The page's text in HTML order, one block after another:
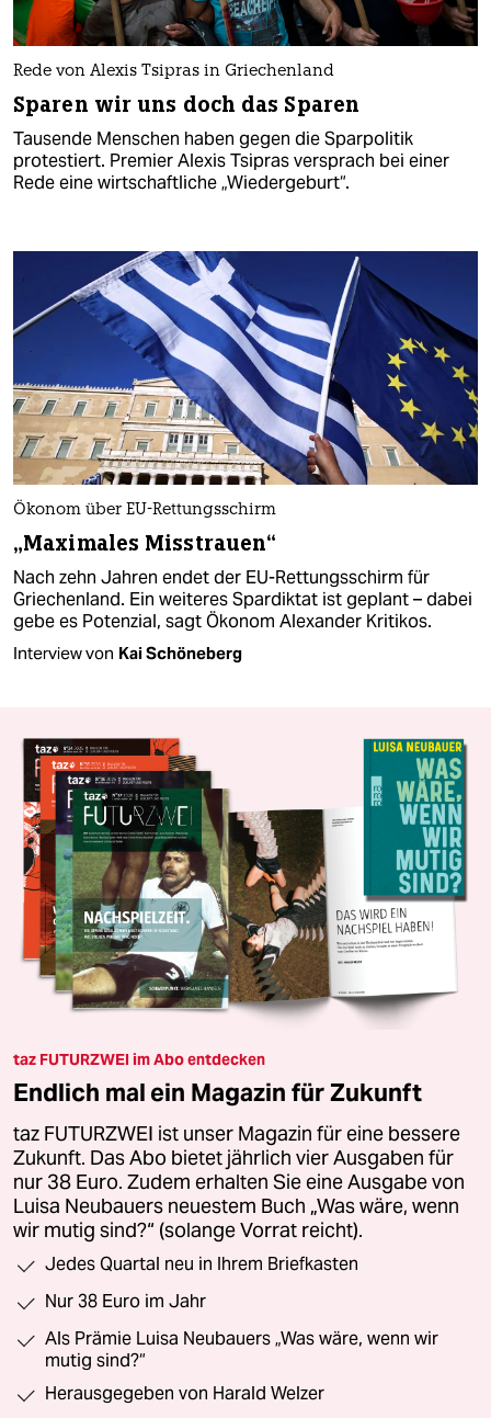
Rede von Alexis Tsipras in Griechenland
Sparen wir uns doch das Sparen
Tausende Menschen haben gegen die Sparpolitik
protestiert. Premier Alexis Tsipras versprach bei einer
Rede eine wirtschaftliche „Wiedergeburt“.
Ökonom über EU-Rettungsschirm
„Maximales Misstrauen“
Nach zehn Jahren endet der EU-Rettungsschirm für
Griechenland. Ein weiteres Spardiktat ist geplant – dabei
gebe es Potenzial, sagt Ökonom Alexander Kritikos.
Interview von Kai Schöneberg
taz FUTURZWEI im Abo entdecken
Endlich mal ein Magazin für Zukunft
taz FUTURZWEI ist unser Magazin für eine bessere
Zukunft. Das Abo bietet jährlich vier Ausgaben für
nur 38 Euro. Zudem erhalten Sie eine Ausgabe von
Luisa Neubauers neuestem Buch „Was wäre, wenn
wir mutig sind?“ (solange Vorrat reicht).
Jedes Quartal neu in Ihrem Briefkasten
Nur 38 Euro im Jahr
Als Prämie Luisa Neubauers „Was wäre, wenn wir
mutig sind?“
Herausgegeben von Harald Welzer